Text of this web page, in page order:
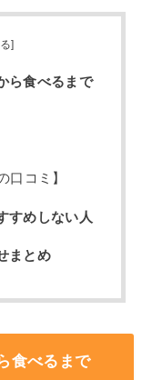
]
ら食べるまで
口コミ】
すめしない人
まとめ
食べるまで